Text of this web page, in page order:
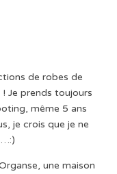
de robes de
Je prends toujours
même 5 ans
je crois que je ne
une maison